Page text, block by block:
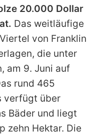
20.000 Dollar
Das weitläufige
von Franklin
die unter
am 9. Juni auf
rund 465
verfügt über
Bäder und liegt
zehn Hektar. Die